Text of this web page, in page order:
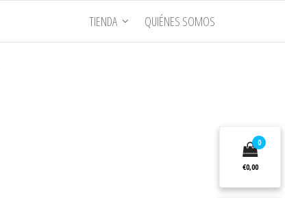
TIENDA QUIÉNES SOMOS
0
€0,00